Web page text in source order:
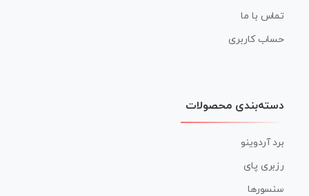
تماس با ما
حساب کاربری
دسته‌بندی محصولات
برد آردوینو
رزبری پای
سنسورها